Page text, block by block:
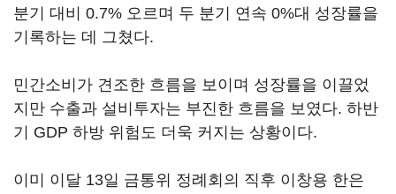
분기 대비 0.7% 오르며 두 분기 연속 0%대 성장률을
기록하는 데 그쳤다.
민간소비가 견조한 흐름을 보이며 성장률을 이끌었
지만 수출과 설비투자는 부진한 흐름을 보였다. 하반
기 GDP 하방 위험도 더욱 커지는 상황이다.
이미 이달 13일 금통위 정례회의 직후 이창용 한은